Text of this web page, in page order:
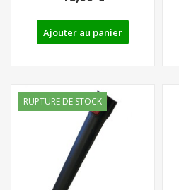
Ajouter au panier
RUPTURE DE STOCK